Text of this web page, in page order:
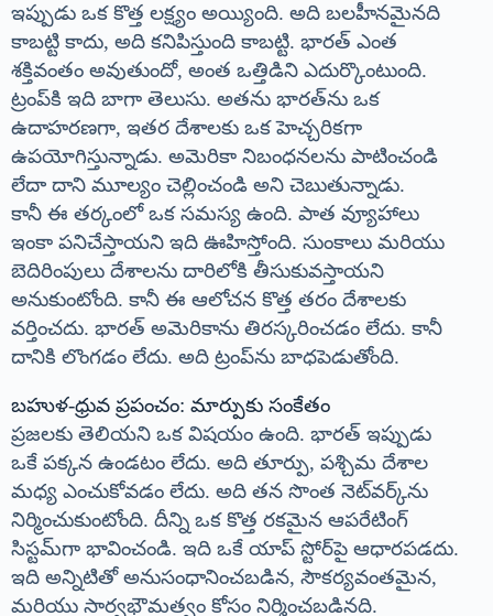
ఇప్పుడు ఒక కొత్త లక్ష్యం అయ్యింది. అది బలహీనమైనది
కాబట్టి కాదు, అది కనిపిస్తుంది కాబట్టి. భారత్ ఎంత
శక్తివంతం అవుతుందో, అంత ఒత్తిడిని ఎదుర్కొంటుంది.
ట్రంప్‌కి ఇది బాగా తెలుసు. అతను భారత్‌ను ఒక
ఉదాహరణగా, ఇతర దేశాలకు ఒక హెచ్చరికగా
ఉపయోగిస్తున్నాడు. అమెరికా నిబంధనలను పాటించండి
లేదా దాని మూల్యం చెల్లించండి అని చెబుతున్నాడు.
కానీ ఈ తర్కంలో ఒక సమస్య ఉంది. పాత వ్యూహాలు
ఇంకా పనిచేస్తాయని ఇది ఊహిస్తోంది. సుంకాలు మరియు
బెదిరింపులు దేశాలను దారిలోకి తీసుకువస్తాయని
అనుకుంటోంది. కానీ ఈ ఆలోచన కొత్త తరం దేశాలకు
వర్తించదు. భారత్ అమెరికాను తిరస్కరించడం లేదు. కానీ
దానికి లొంగడం లేదు. అది ట్రంప్‌ను బాధపెడుతోంది.
బహుళ-ధ్రువ ప్రపంచం: మార్పుకు సంకేతం
ప్రజలకు తెలియని ఒక విషయం ఉంది. భారత్ ఇప్పుడు
ఒకే పక్కన ఉండటం లేదు. అది తూర్పు, పశ్చిమ దేశాల
మధ్య ఎంచుకోవడం లేదు. అది తన సొంత నెట్‌వర్క్‌ను
నిర్మించుకుంటోంది. దీన్ని ఒక కొత్త రకమైన ఆపరేటింగ్
సిస్టమ్‌గా భావించండి. ఇది ఒకే యాప్ స్టోర్‌పై ఆధారపడదు.
ఇది అన్నిటితో అనుసంధానించబడిన, సౌకర్యవంతమైన,
మరియు సార్వభౌమత్వం కోసం నిర్మించబడినది.